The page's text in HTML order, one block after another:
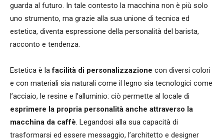
guarda al futuro. In tale contesto la macchina non è più solo
uno strumento, ma grazie alla sua unione di tecnica ed
estetica, diventa espressione della personalità del barista,
racconto e tendenza.
Estetica è lafacilità di personalizzazione con diversi colori
e con materiali sia naturali come il legno sia tecnologici come
l’acciaio, le resine e l’alluminio: ciò permette al locale di
esprimere la propria personalità anche attraverso la
macchina da caffè. Legandosi alla sua capacità di
trasformarsi ed essere messaggio, l’architetto e designer